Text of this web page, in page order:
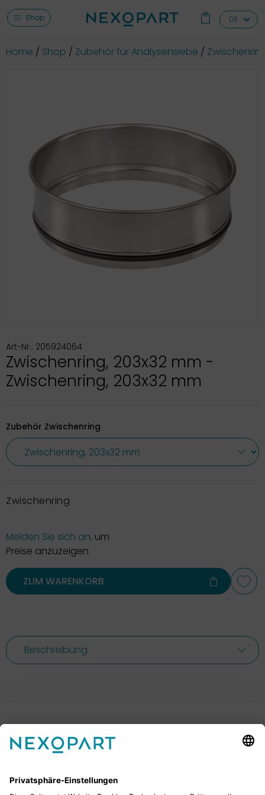
Shop DE
Home Shop Zubehör für Analysensiebe
Art-Nr.: 205924064
Zwischenring, 203x32 mm -
Zwischenring, 203x32 mm
Zubehör Zwischenring
Zwischenring
Melden Sie sich an, um
Preise anzuzeigen
ZUM WARENKORB
Beschreibung
Ihr Kontakt zu uns.
schreiben uns eine E-Mail.